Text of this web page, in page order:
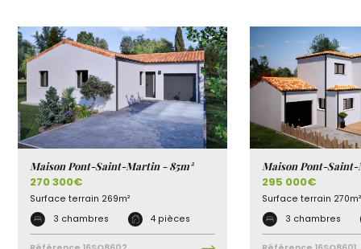
Maison Pont-Saint-Martin - 85m²
270 300€
Surface terrain 269m²
3 chambres
4 pièces
Maison Pont-Saint-
295 000€
Surface terrain 270m²
3 chambres